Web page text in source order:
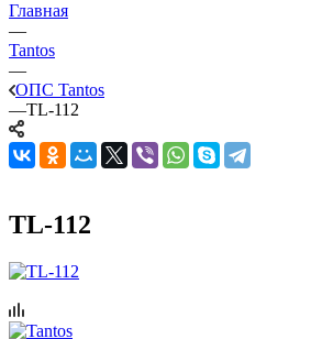
Главная
—
Tantos
—
ОПС Tantos
—TL-112
TL-112